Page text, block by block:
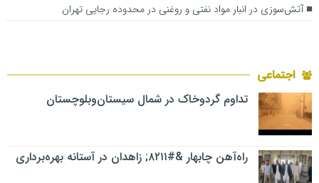
آتش‌سوزی در انبار مواد نفتی و روغنی در محدوده رجایی تهران
اجتماعی
تداوم گردوخاک در شمال سیستان‌وبلوچستان
راه‌آهن چابهار &#۸۲۱۱; زاهدان در آستانه بهره‌برداری